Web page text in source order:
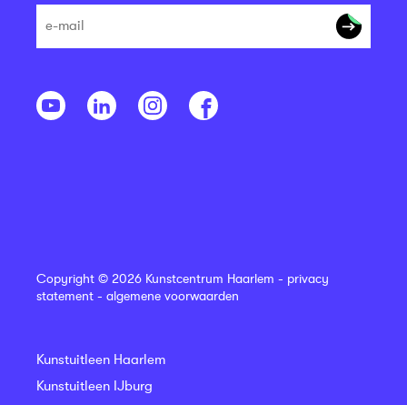
Copyright © 2026 Kunstcentrum Haarlem - privacy
statement - algemene voorwaarden
Kunstuitleen Haarlem
Kunstuitleen IJburg